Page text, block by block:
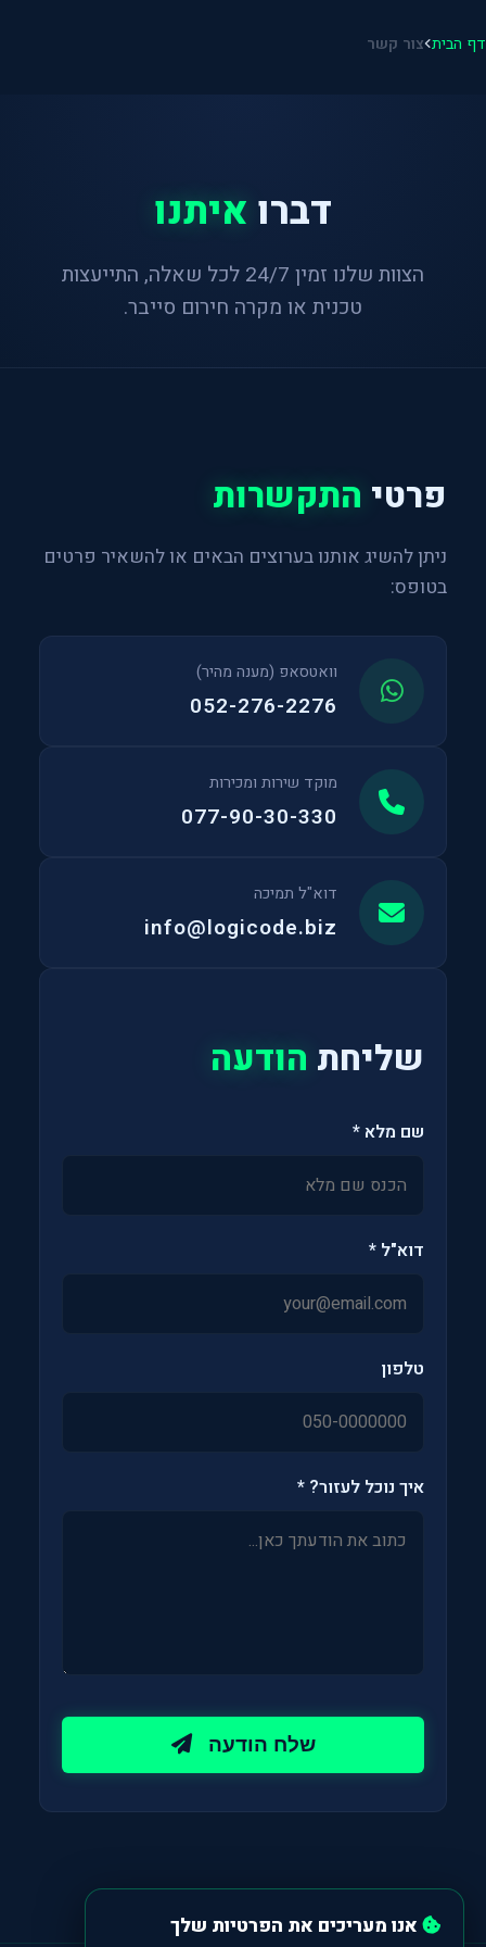
דף הבית צור קשר
דברו איתנו
הצוות שלנו זמין 24/7 לכל שאלה, התייעצות
טכנית או מקרה חירום סייבר.
פרטי התקשרות
ניתן להשיג אותנו בערוצים הבאים או להשאיר פרטים
בטופס:
וואטסאפ (מענה מהיר)
052-276-2276
מוקד שירות ומכירות
077-90-30-330
דוא"ל תמיכה
info@logicode.biz
שליחת הודעה
שם מלא *
דוא"ל *
טלפון
איך נוכל לעזור? *
שלח הודעה
אנו מעריכים את הפרטיות שלך